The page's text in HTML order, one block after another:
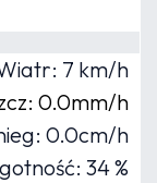
7 km/h
0.0mm/h
0.0cm/h
34 %